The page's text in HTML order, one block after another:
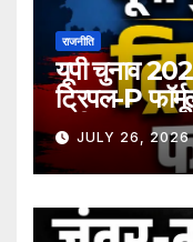
राजनीति
यूपी चुनाव
ट्रिपल-P
समीकरण?
JULY 26, 2026